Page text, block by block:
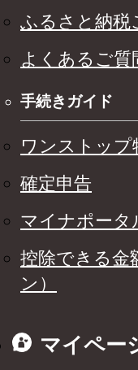
ふるさと納税
よくあるご質
手続きガイド
ワンストップ
確定申告
マイナポータ
控除できる金
ン）
マイペー